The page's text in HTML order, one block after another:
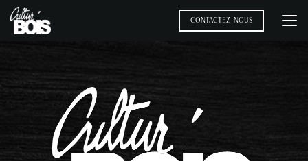
Aller
au
contenu
CONTACTEZ-NOUS